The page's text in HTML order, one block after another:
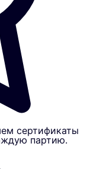
сертификаты
партию.